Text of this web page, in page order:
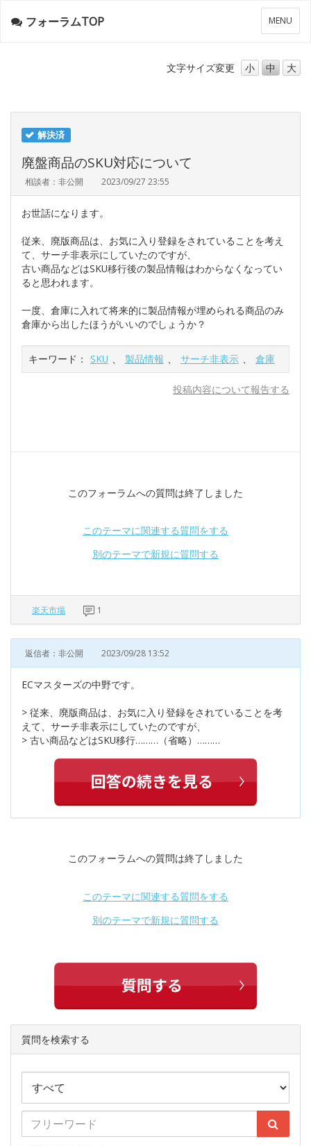
メ
ニ
ー
MENU
フォーラムTOP
文字サイズ変更 小 中 大
解決済
廃盤商品のSKU対応について
相談者：非公開 2023/09/27 23:55
お世話になります。
従来、廃版商品は、お気に入り登録をされていることを考え
て、サーチ非表示にしていたのですが、
古い商品などはSKU移行後の製品情報はわからなくなってい
ると思われます。
一度、倉庫に入れて将来的に製品情報が埋められる商品のみ
倉庫から出したほうがいいのでしょうか？
キーワード： SKU 、 製品情報 、 サーチ非表示 、 倉庫
投稿内容について報告する
このフォーラムへの質問は終了しました
このテーマに関連する質問をする
別のテーマで新規に質問する
楽天市場 1
返信者：非公開 2023/09/28 13:52
ECマスターズの中野です。
> 従来、廃版商品は、お気に入り登録をされていることを考
えて、サーチ非表示にしていたのですが、
> 古い商品などはSKU移行………（省略）………
このフォーラムへの質問は終了しました
このテーマに関連する質問をする
別のテーマで新規に質問する
質問を検索する